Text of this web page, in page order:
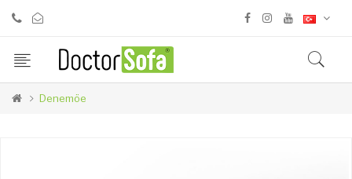
Denemöe